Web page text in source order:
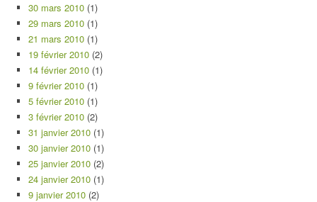
30 mars 2010 (1)
29 mars 2010 (1)
21 mars 2010 (1)
19 février 2010 (2)
14 février 2010 (1)
9 février 2010 (1)
5 février 2010 (1)
3 février 2010 (2)
31 janvier 2010 (1)
30 janvier 2010 (1)
25 janvier 2010 (2)
24 janvier 2010 (1)
9 janvier 2010 (2)